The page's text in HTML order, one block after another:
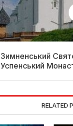
Зимненський
Успенський
RELATED